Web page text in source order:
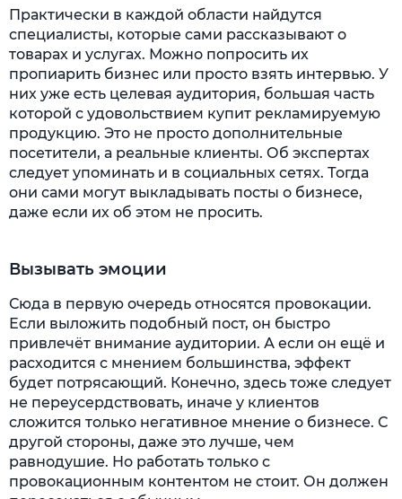
Практически в каждой области найдутся
специалисты, которые сами рассказывают о
товарах и услугах. Можно попросить их
пропиарить бизнес или просто взять интервью. У
них уже есть целевая аудитория, большая часть
которой с удовольствием купит рекламируемую
продукцию. Это не просто дополнительные
посетители, а реальные клиенты. Об экспертах
следует упоминать и в социальных сетях. Тогда
они сами могут выкладывать посты о бизнесе,
даже если их об этом не просить.
Вызывать эмоции
Сюда в первую очередь относятся провокации.
Если выложить подобный пост, он быстро
привлечёт внимание аудитории. А если он ещё и
расходится с мнением большинства, эффект
будет потрясающий. Конечно, здесь тоже следует
не переусердствовать, иначе у клиентов
сложится только негативное мнение о бизнесе. С
другой стороны, даже это лучше, чем
равнодушие. Но работать только с
провокационным контентом не стоит. Он должен